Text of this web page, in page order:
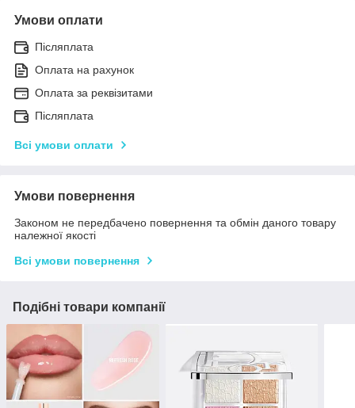
Умови оплати
Післяплата
Оплата на рахунок
Оплата за реквізитами
Післяплата
Всі умови оплати
Умови повернення
Законом не передбачено повернення та обмін даного товару
належної якості
Всі умови повернення
Подібні товари компанії